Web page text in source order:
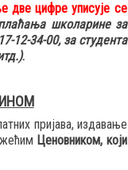
две цифре уписује се
школарине за
34-00, за студента
.
пријава, издавање
Ценовником, који